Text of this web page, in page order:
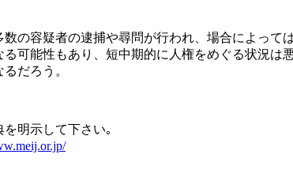
の容疑者の逮捕や尋問が行われ、場合によって
可能性もあり、短中期的に人権をめぐる状況は
だろう。
明示して下さい｡